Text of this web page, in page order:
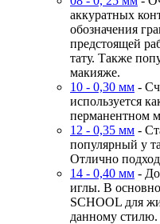
аккуратных
обозначения
предстоящей
тату. Также
макияже.
10 - 0,30 мм -
используется
перманентном
12 - 0,35 мм -
популярный у
Отлично
14 - 0,40 мм -
иглы. В
SCHOOL для
данному стилю.